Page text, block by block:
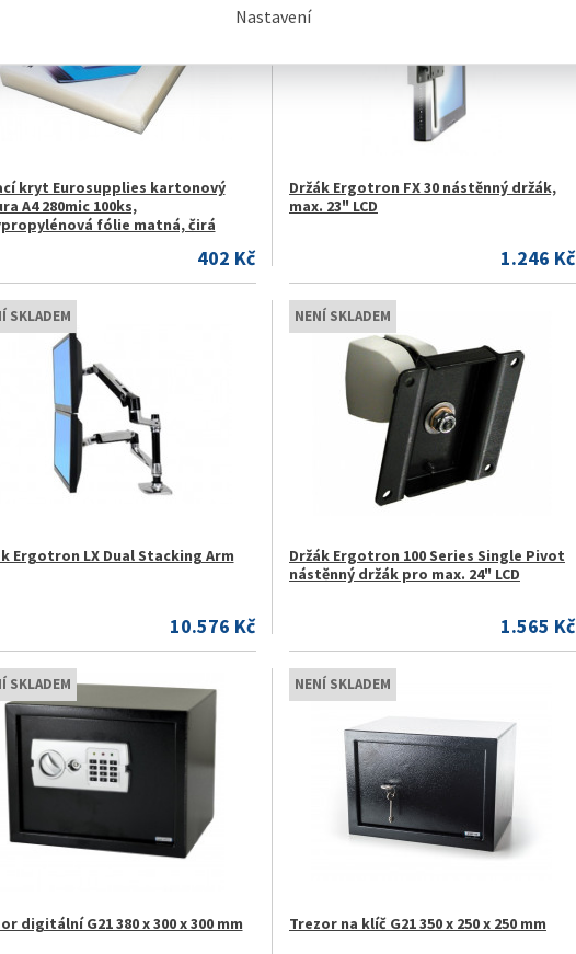
Nastavení
kryt Eurosupplies kartonový
A4 280mic 100ks,
fólie matná, čirá
402 Kč
Držák Ergotron FX 30 nástěnný držák,
max. 23" LCD
1.246 Kč
SKLADEM
Ergotron LX Dual Stacking Arm
10.576 Kč
NENÍ SKLADEM
Držák Ergotron 100 Series Single Pivot
nástěnný držák pro max. 24" LCD
1.565 Kč
SKLADEM
digitální G21 380 x 300 x 300 mm
NENÍ SKLADEM
Trezor na klíč G21 350 x 250 x 250 mm